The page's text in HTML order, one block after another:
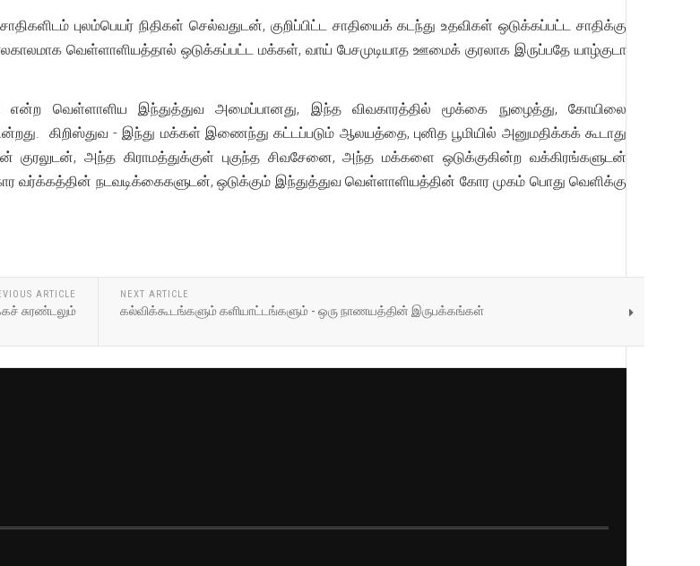
புலம்பெயர் நிதிகள் செல்வதுடன், குறிப்பிட்ட சாதியைக் கடந்து உதவிகள் ஒடுக்கப்பட்ட சாதிக்கு
வெள்ளாளியத்தால் ஒடுக்கப்பட்ட மக்கள், வாய் பேசமுடியாத ஊமைக் குரலாக இருப்பதே யாழ்குடா
வெள்ளாளிய இந்துத்துவ அமைப்பானது, இந்த விவகாரத்தில் மூக்கை நுழைத்து, கோயிலை
கிறிஸ்துவ - இந்து மக்கள் இணைந்து கட்டப்படும் ஆலயத்தை, புனித பூமியில் அனுமதிக்கக் கூடாது
குரலுடன், அந்த கிராமத்துக்குள் புகுந்த சிவசேனை, அந்த மக்களை ஒடுக்குகின்ற வக்கிரங்களுடன்
வர்க்கத்தின் நடவடிக்கைகளுடன், ஒடுக்கும் இந்துத்துவ வெள்ளாளியத்தின் கோர முகம் பொது வெளிக்கு
ARTICLE
சுரண்டலும்
NEXT ARTICLE
கல்விக்கூடங்களும் களியாட்டங்களும் - ஒரு நாணயத்தின் இருபக்கங்கள்